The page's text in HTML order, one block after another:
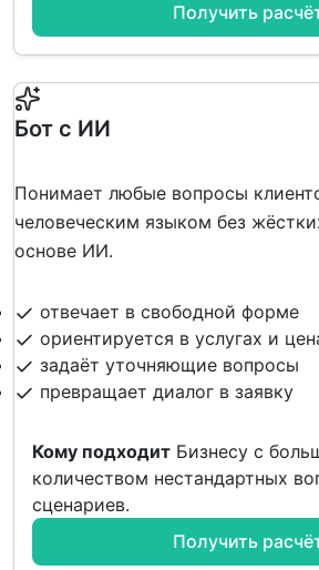
Получить
Бот с ИИ
Понимает любые вопросы
человеческим языком без
основе ИИ.
отвечает в свободной форме
ориентируется в услугах и
задаёт уточняющие вопросы
превращает диалог в заявку
Кому подходит Бизнесу с
количеством нестандартных
сценариев.
Получить